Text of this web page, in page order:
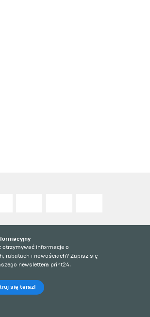
otrzymywać informacje o
rabatach i nowościach? Zapisz się
newslettera print24.
się teraz!